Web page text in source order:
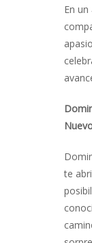
En
te